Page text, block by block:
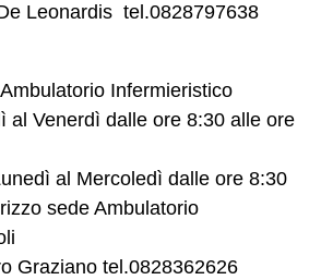
Leonardis tel.0828797638
Infermieristico
al Venerdì dalle ore 8:30 alle ore
al Mercoledì dalle ore 8:30
sede Ambulatorio
Graziano tel.0828362626